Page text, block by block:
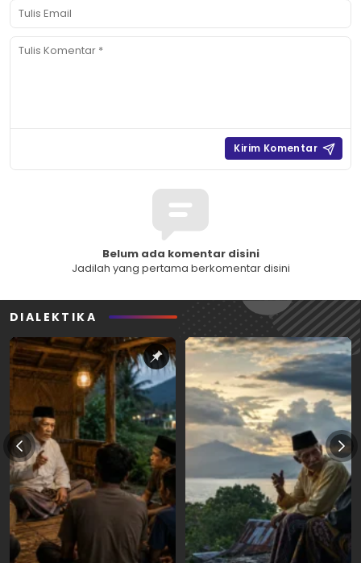
Belum ada komentar disini
Jadilah yang pertama berkomentar disini
DIALEKTIKA